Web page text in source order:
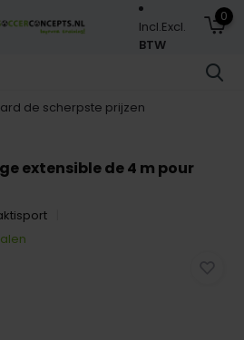
Incl.Excl.
BTW
0
scherpste prijzen
extensible de 4 m pour